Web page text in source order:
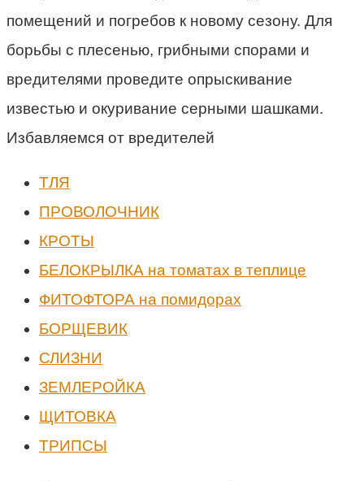
помещений и погребов к новому сезону. Для
борьбы с плесенью, грибными спорами и
вредителями проведите опрыскивание
известью и окуривание серными шашками.
Избавляемся от вредителей
ТЛЯ
ПРОВОЛОЧНИК
КРОТЫ
БЕЛОКРЫЛКА на томатах в теплице
ФИТОФТОРА на помидорах
БОРЩЕВИК
СЛИЗНИ
ЗЕМЛЕРОЙКА
ЩИТОВКА
ТРИПСЫ